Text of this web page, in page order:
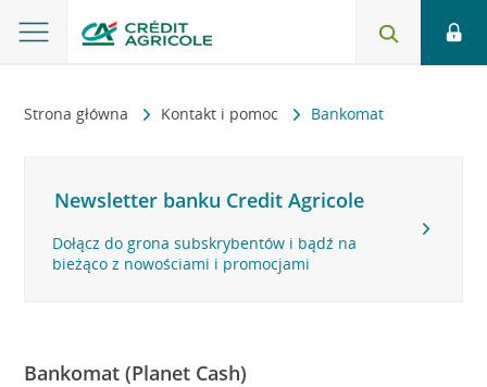
Strona główna Kontakt i pomoc Bankomat
Newsletter banku Credit Agricole
Dołącz do grona subskrybentów i bądź na
bieżąco z nowościami i promocjami
Bankomat (Planet Cash)